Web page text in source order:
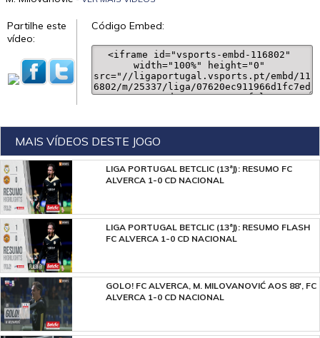
Partilhe este
vídeo:
Código Embed:
MAIS VÍDEOS DESTE JOGO
LIGA PORTUGAL BETCLIC (13ªJ): RESUMO FC
ALVERCA 1-0 CD NACIONAL
LIGA PORTUGAL BETCLIC (13ªJ): RESUMO FLASH
FC ALVERCA 1-0 CD NACIONAL
GOLO! FC ALVERCA, M. MILOVANOVIĆ AOS 88', FC
ALVERCA 1-0 CD NACIONAL